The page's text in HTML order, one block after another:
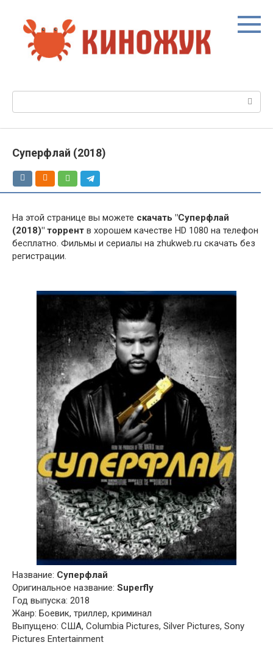
контенту
Суперфлай (2018)
На этой странице вы можете скачать "Суперфлай
(2018)" торрент в хорошем качестве HD 1080 на телефон
бесплатно. Фильмы и сериалы на zhukweb.ru скачать без
регистрации.
Название: Суперфлай
Оригинальное название: Superfly
Год выпуска: 2018
Жанр: Боевик, триллер, криминал
Выпущено: США, Columbia Pictures, Silver Pictures, Sony
Pictures Entertainment